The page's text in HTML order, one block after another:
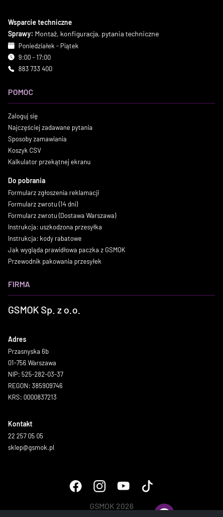
Wsparcie techniczne
Sprawy: Montaż, konfiguracja, pytania techniczne
Poniedziałek - Piątek
9:00 - 17:00
883 733 400
POMOC
Zaloguj się
Najczęściej zadawane pytania
Sposoby zamawiania
Koszyk CSV
Kalkulator przekątnej ekranu
Do pobrania
Formularz zgłoszenia reklamacji
Formularz zwrotu (14 dni)
Formularz zwrotu (Dostawa Warszawa)
Instrukcja: uszkodzona przesyłka
Instrukcja: kody rabatowe
Jak wygląda prawidłowa paczka z GSMOK
Przewodnik pakowania przesyłek
FIRMA
GSMOK Sp. z o.o.
Adres
Przasnyska 6b
01-756 Warszawa
NIP: 525-282-03-37
REGON: 385909746
KRS: 0000837213
Kontakt
22 257 05 05
sklep@gsmok.pl
GSMOK 2026